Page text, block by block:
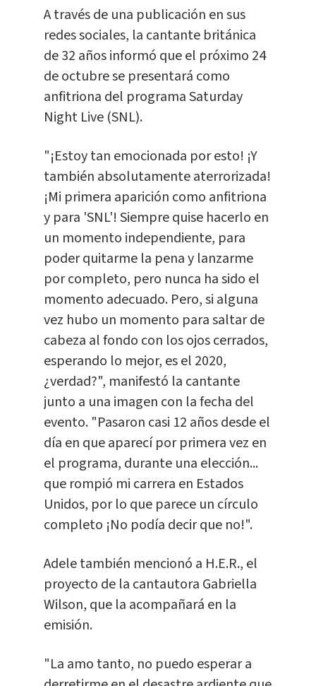
A través de una publicación en sus
redes sociales, la cantante británica
de 32 años informó que el próximo 24
de octubre se presentará como
anfitriona del programa Saturday
Night Live (SNL).
"¡Estoy tan emocionada por esto! ¡Y
también absolutamente aterrorizada!
¡Mi primera aparición como anfitriona
y para 'SNL'! Siempre quise hacerlo en
un momento independiente, para
poder quitarme la pena y lanzarme
por completo, pero nunca ha sido el
momento adecuado. Pero, si alguna
vez hubo un momento para saltar de
cabeza al fondo con los ojos cerrados,
esperando lo mejor, es el 2020,
¿verdad?", manifestó la cantante
junto a una imagen con la fecha del
evento. "Pasaron casi 12 años desde el
día en que aparecí por primera vez en
el programa, durante una elección...
que rompió mi carrera en Estados
Unidos, por lo que parece un círculo
completo ¡No podía decir que no!".
Adele también mencionó a H.E.R., el
proyecto de la cantautora Gabriella
Wilson, que la acompañará en la
emisión.
"La amo tanto, no puedo esperar a